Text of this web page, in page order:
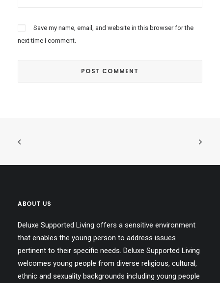
Save my name, email, and website in this browser for the
next time I comment.
ABOUT US
Deluxe Supported Living offers a sensitive environment
that enables the young person to address issues
pertinent to their specific needs. Deluxe Supported Living
welcomes young people from diverse religious, cultural,
ethnic and sexuality backgrounds including young people